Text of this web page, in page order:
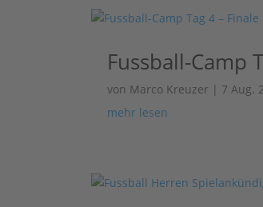
Fussball-Camp
von Marco Kreuzer | 7 Aug.
mehr lesen